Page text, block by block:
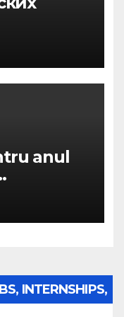
anul
INTERNSHIPS,